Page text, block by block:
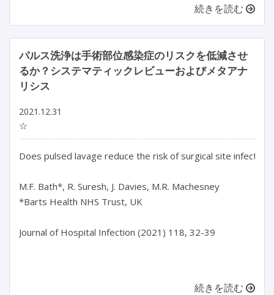
続きを読む
パルス洗浄は手術部位感染症のリスクを低減させ
るか？システマティックレビューおよびメタアナ
リシス
2021.12.31
☆
Does pulsed lavage reduce the risk of surgical site
M.F. Bath*, R. Suresh, J. Davies, M.R. Machesney
*Barts Health NHS Trust, UK
Journal of Hospital Infection (2021) 118, 32-39
続きを読む